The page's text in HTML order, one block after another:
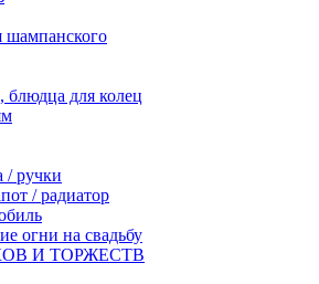
шампанского
для колец
/ ручки
/ радиатор
огни на свадьбу
И ТОРЖЕСТВ